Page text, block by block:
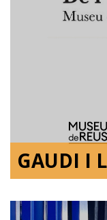
GAUDI I